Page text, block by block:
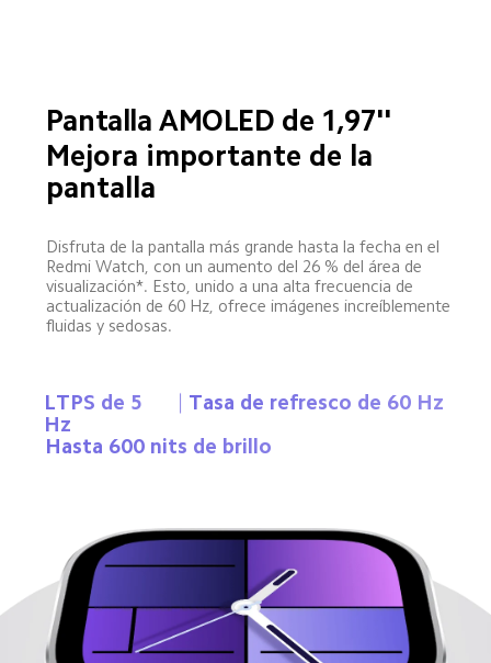
Pantalla AMOLED de 1,97''
Mejora importante de la
pantalla
Disfruta de la pantalla más grande hasta la fecha en el
Redmi Watch, con un aumento del 26 % del área de
visualización*. Esto, unido a una alta frecuencia de
actualización de 60 Hz, ofrece imágenes increíblemente
fluidas y sedosas.
LTPS de 5
Hz
Tasa de refresco de 60 Hz
Hasta 600 nits de brillo